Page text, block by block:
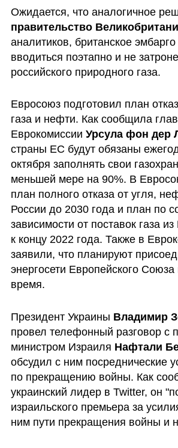
правительство
аналитиков, британское эмбарго
вводиться поэтапно и не
российского природного газа.
Евросоюз подготовил план
газа и нефти. Как сообщила
Еврокомиссии Урсула фон дер
страны ЕС будут обязаны
октября заполнять свои
меньшей мере на 90%. В
план полного отказа от угля,
России до 2030 года и план по
зависимости от поставок газа
к концу 2022 года. Также в
заявили, что планируют
энергосети Европейского
время.
Президент Украины Владимир
провел телефонный разговор с
министром Израиля Нафтали
обсудил с ним посреднические
по прекращению войны. Как
украинский лидер в Twitter, он
израильского премьера за
ним пути прекращения войны и